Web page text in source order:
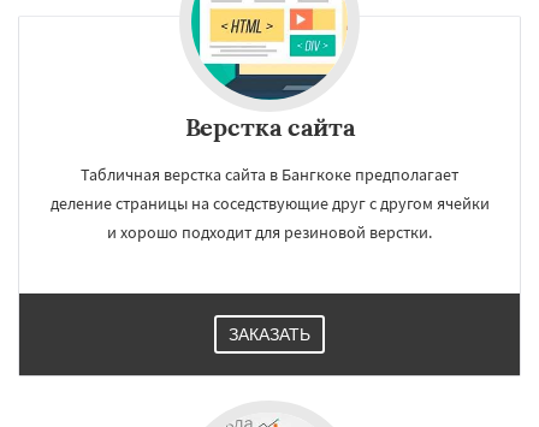
Верстка сайта
Табличная верстка сайта в Бангкоке предполагает
деление страницы на соседствующие друг с другом ячейки
и хорошо подходит для резиновой верстки.
ЗАКАЗАТЬ